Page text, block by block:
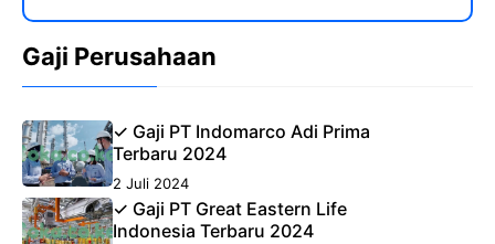
Gaji Perusahaan
✓ Gaji PT Indomarco Adi Prima
Terbaru 2024
2 Juli 2024
✓ Gaji PT Great Eastern Life
Indonesia Terbaru 2024